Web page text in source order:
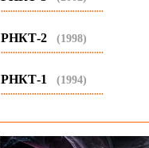
...........................................
РНКТ-2 (1998)
...........................................
РНКТ-1 (1994)
...........................................